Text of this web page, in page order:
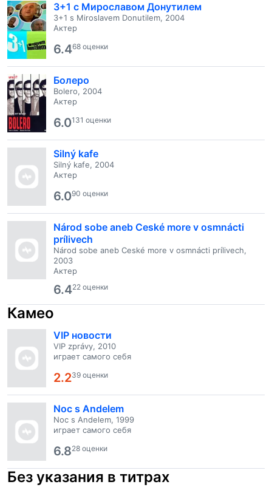
3+1 с Мирославом Донутилем
3+1 s Miroslavem Donutilem, 2004
Актер
6.468 оценки
Болеро
Bolero, 2004
Актер
6.0131 оценки
Silný kafe
Silný kafe, 2004
Актер
6.090 оценки
Národ sobe aneb Ceské more v osmnácti
prílivech
Národ sobe aneb Ceské more v osmnácti prílivech,
2003
Актер
6.422 оценки
Камео
VIP новости
VIP zprávy, 2010
играет самого себя
2.239 оценки
Noc s Andelem
Noc s Andelem, 1999
играет самого себя
6.828 оценки
Без указания в титрах